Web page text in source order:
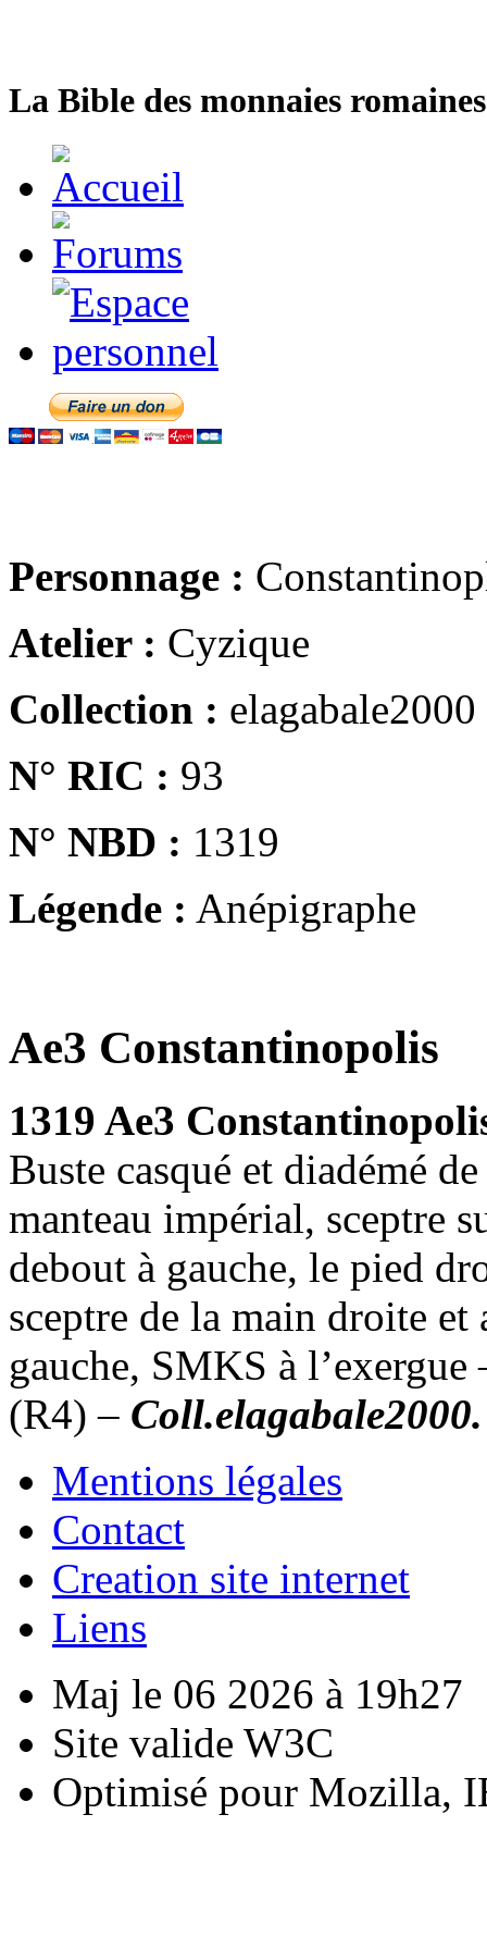
La Bible des monnaies
Personnage :
Atelier : Cyzique
Collection : elagabale2000
N° RIC : 93
N° NBD : 1319
Légende : Anépigraphe
Ae3 Constantinopolis
1319 Ae3
Buste casqué et diadémé
manteau impérial, sceptre
debout à gauche, le pied
sceptre de la main droite
gauche, SMKS à
(R4) – Coll.elagabale2000.
Mentions légales
Contact
Creation site internet
Liens
Maj le 06 2026 à 19h27
Site valide W3C
Optimisé pour Mozilla,